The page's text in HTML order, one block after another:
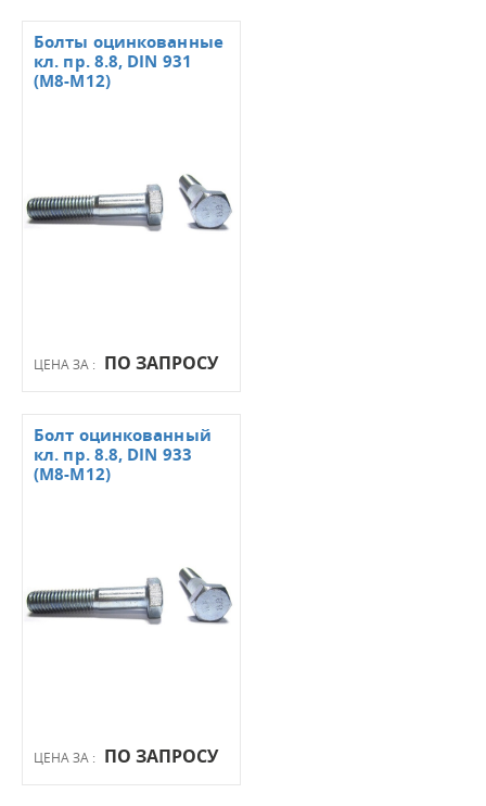
ЦЕНА ЗА : ПО ЗАПРОСУ
Болты оцинкованные
кл. пр. 8.8, DIN 931
(М8-М12)
ЦЕНА ЗА : ПО ЗАПРОСУ
Болт оцинкованный
кл. пр. 8.8, DIN 933
(М8-М12)